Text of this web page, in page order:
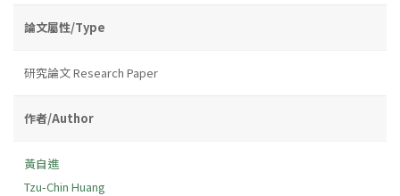
論文屬性/Type
研究論文 Research Paper
作者/Author
黃自進
Tzu-Chin Huang